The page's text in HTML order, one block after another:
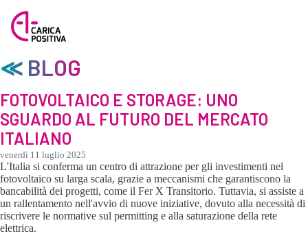
≪ BLOG
FOTOVOLTAICO E STORAGE: UNO
SGUARDO AL FUTURO DEL MERCATO
ITALIANO
venerdì 11 luglio 2025
L'Italia si conferma un centro di attrazione per gli investimenti nel
fotovoltaico su larga scala, grazie a meccanismi che garantiscono la
bancabilità dei progetti, come il Fer X Transitorio. Tuttavia, si assiste a
un rallentamento nell'avvio di nuove iniziative, dovuto alla necessità di
riscrivere le normative sul permitting e alla saturazione della rete
elettrica.